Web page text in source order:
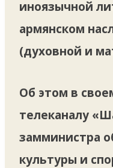
иноязычной
армянском
(духовной и
Об этом в
телеканалу
замминистра
культуры и